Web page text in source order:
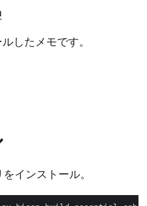
したメモです。
インストール。